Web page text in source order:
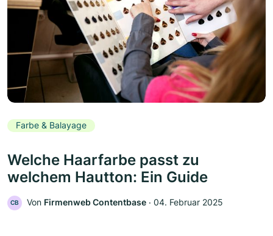
Farbe & Balayage
Welche Haarfarbe passt zu
welchem Hautton: Ein Guide
CB Von Firmenweb Contentbase ‧ 04. Februar 2025